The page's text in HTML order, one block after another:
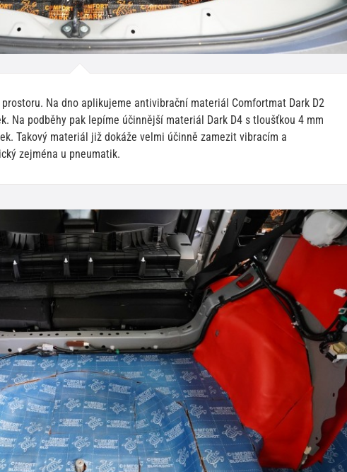
Na dno aplikujeme antivibrační materiál Comfortmat Dark D2
Na podběhy pak lepíme účinnější materiál Dark D4 s tloušťkou 4 mm
Takový materiál již dokáže velmi účinně zamezit vibracím a
zejména u pneumatik.